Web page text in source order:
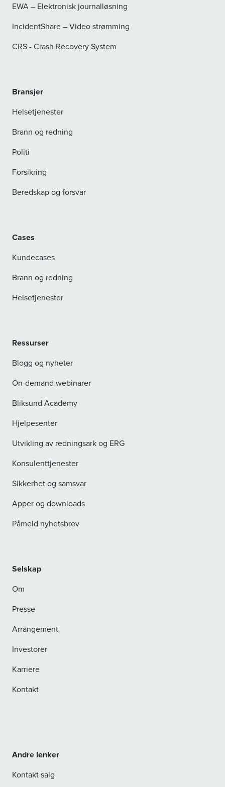
EWA – Elektronisk journalløsning
IncidentShare – Video strømming
CRS - Crash Recovery System
Bransjer
Helsetjenester
Brann og redning
Politi
Forsikring
Beredskap og forsvar
Cases
Kundecases
Brann og redning
Helsetjenester
Ressurser
Blogg og nyheter
On-demand webinarer
Bliksund Academy
Hjelpesenter
Utvikling av redningsark og ERG
Konsulenttjenester
Sikkerhet og samsvar
Apper og downloads
Påmeld nyhetsbrev
Selskap
Om
Presse
Arrangement
Investorer
Karriere
Kontakt
Andre lenker
Kontakt salg